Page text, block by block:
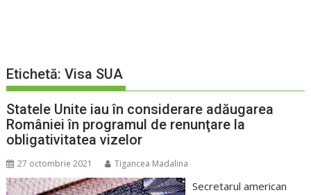
Etichetă:Visa SUA
Statele Unite iau în considerare adăugarea
României în programul de renunţare la
obligativitatea vizelor
27 octombrie 2021 Tigancea Madalina
Secretarul american